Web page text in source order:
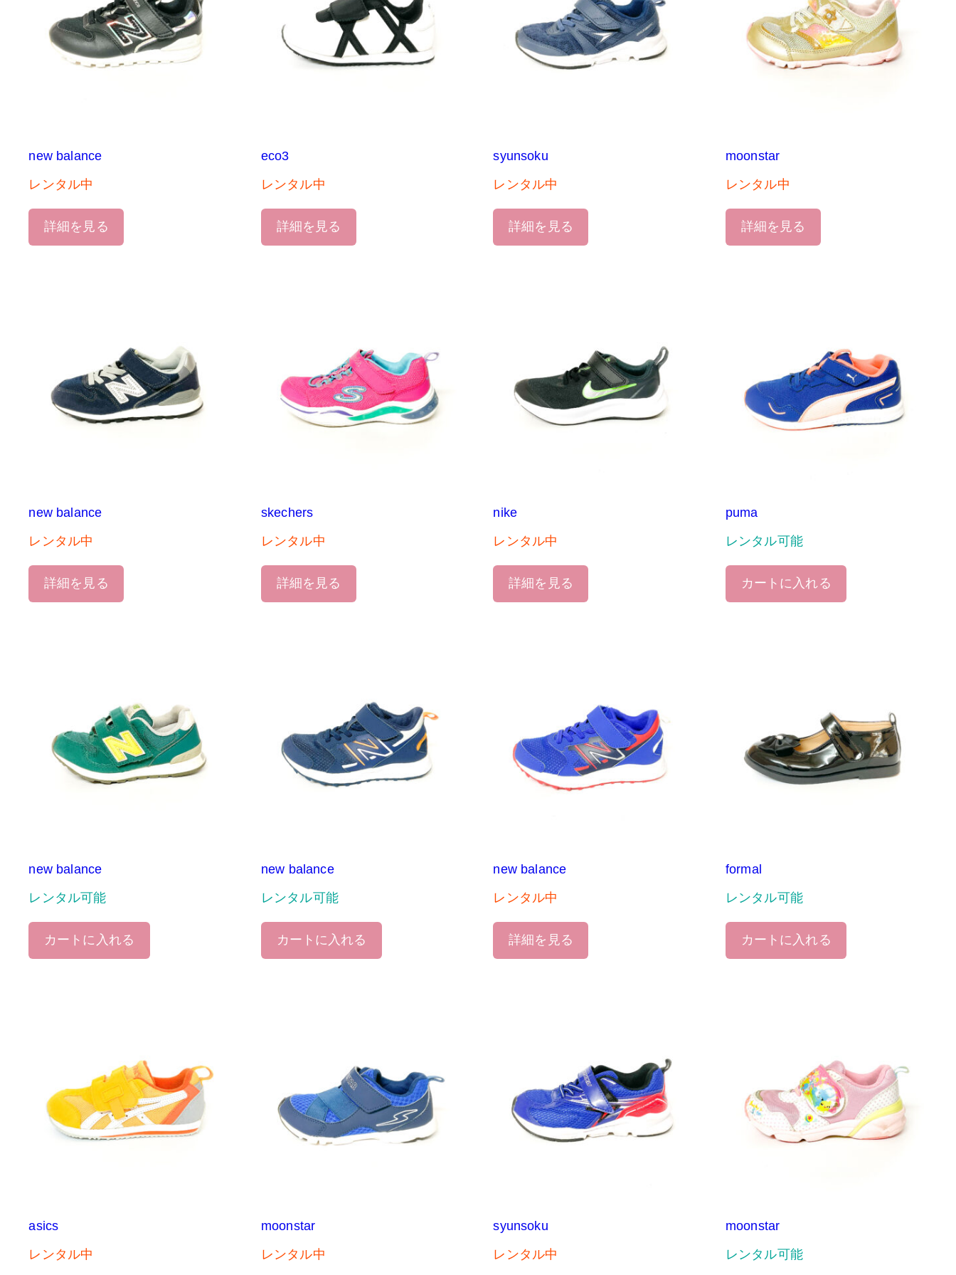
new balance
レンタル中
詳細を見る
eco3
レンタル中
詳細を見る
syunsoku
レンタル中
詳細を見る
moonstar
レンタル中
詳細を見る
new balance
レンタル中
詳細を見る
skechers
レンタル中
詳細を見る
nike
レンタル中
詳細を見る
puma
レンタル可能
カートに入れる
new balance
レンタル可能
カートに入れる
new balance
レンタル可能
カートに入れる
new balance
レンタル中
詳細を見る
formal
レンタル可能
カートに入れる
asics
レンタル中
moonstar
レンタル中
syunsoku
レンタル中
moonstar
レンタル可能